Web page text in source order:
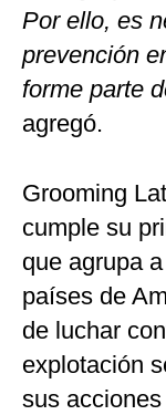
Por ello, es
prevención
forme parte
agregó.
Grooming
cumple su
que agrupa
países de
de luchar
explotación
sus